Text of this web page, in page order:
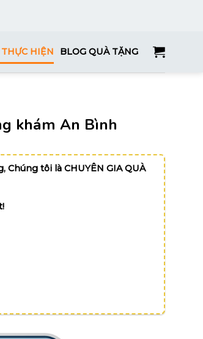
HIỆN BLOG QUÀ TẶNG
khám An Bình
Chúng tôi là CHUYÊN GIA QUÀ